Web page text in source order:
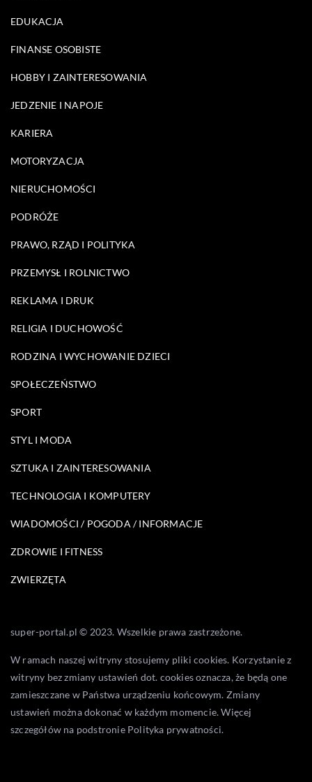
EDUKACJA
FINANSE OSOBISTE
HOBBY I ZAINTERESOWANIA
JEDZENIE I NAPOJE
KARIERA
MOTORYZACJA
NIERUCHOMOŚCI
PODRÓŻE
PRAWO, RZĄD I POLITYKA
PRZEMYSŁ I ROLNICTWO
REKLAMA I DRUK
RELIGIA I DUCHOWOŚĆ
RODZINA I WYCHOWANIE DZIECI
SPOŁECZEŃSTWO
SPORT
STYL I MODA
SZTUKA I ZAINTERESOWANIA
TECHNOLOGIA I KOMPUTERY
WIADOMOŚCI / POGODA / INFORMACJE
ZDROWIE I FITNESS
ZWIERZĘTA
super-portal.pl © 2023. Wszelkie prawa zastrzeżone.
W ramach naszej witryny stosujemy pliki cookies. Korzystanie z
witryny bez zmiany ustawień dot. cookies oznacza, że będą one
zamieszczane w Państwa urządzeniu końcowym. Zmiany
ustawień można dokonać w każdym momencie. Więcej
szczegółów na podstronie Polityka prywatności.